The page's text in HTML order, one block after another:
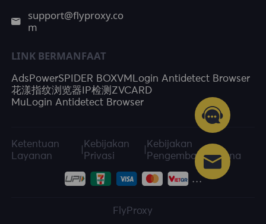
support@flyproxy.co
m
LINK BERMANFAAT
AdsPowerSPIDER BOXVMLogin Antidetect Browser
花漾指纹浏览器 IP检测 ZVCARD
MuLogin Antidetect Browser
FlyProxy
Ketentuan
Layanan
Kebijakan
Privasi
Kebijakan
Pengembalian Dana